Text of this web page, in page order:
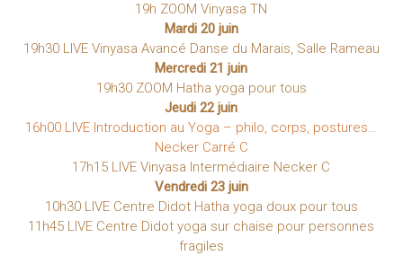
19h ZOOM Vinyasa TN
Mardi 20 juin
19h30 LIVE Vinyasa Avancé Danse du Marais, Salle Rameau
Mercredi 21 juin
19h30 ZOOM Hatha yoga pour tous
Jeudi 22 juin
16h00 LIVE Introduction au Yoga – philo, corps, postures…
Necker Carré C
17h15 LIVE Vinyasa Intermédiaire Necker C
Vendredi 23 juin
10h30 LIVE Centre Didot Hatha yoga doux pour tous
11h45 LIVE Centre Didot yoga sur chaise pour personnes
fragiles